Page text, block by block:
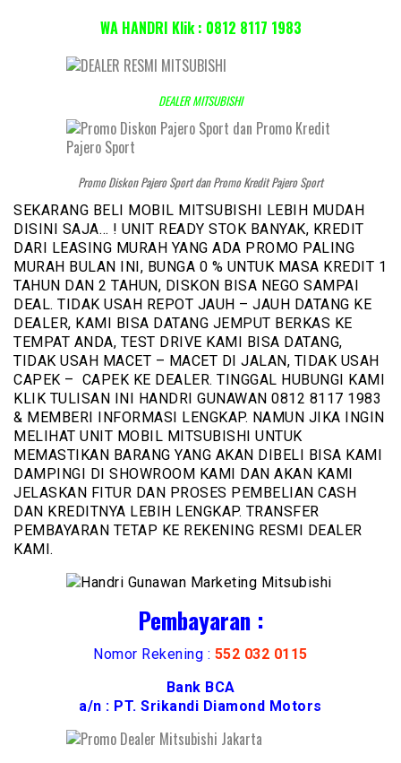
WA HANDRI Klik : 0812 8117 1983
DEALER MITSUBISHI
Promo Diskon Pajero Sport dan Promo Kredit Pajero Sport
SEKARANG BELI MOBIL MITSUBISHI LEBIH MUDAH
DISINI SAJA… ! UNIT READY STOK BANYAK, KREDIT
DARI LEASING MURAH YANG ADA PROMO PALING
MURAH BULAN INI, BUNGA 0 % UNTUK MASA KREDIT 1
TAHUN DAN 2 TAHUN, DISKON BISA NEGO SAMPAI
DEAL. TIDAK USAH REPOT JAUH – JAUH DATANG KE
DEALER, KAMI BISA DATANG JEMPUT BERKAS KE
TEMPAT ANDA, TEST DRIVE KAMI BISA DATANG,
TIDAK USAH MACET – MACET DI JALAN, TIDAK USAH
CAPEK – CAPEK KE DEALER. TINGGAL HUBUNGI KAMI
KLIK TULISAN INI HANDRI GUNAWAN 0812 8117 1983
& MEMBERI INFORMASI LENGKAP. NAMUN JIKA INGIN
MELIHAT UNIT MOBIL MITSUBISHI UNTUK
MEMASTIKAN BARANG YANG AKAN DIBELI BISA KAMI
DAMPINGI DI SHOWROOM KAMI DAN AKAN KAMI
JELASKAN FITUR DAN PROSES PEMBELIAN CASH
DAN KREDITNYA LEBIH LENGKAP. TRANSFER
PEMBAYARAN TETAP KE REKENING RESMI DEALER
KAMI.
Pembayaran :
Nomor Rekening : 552 032 0115
Bank BCA
a/n : PT. Srikandi Diamond Motors